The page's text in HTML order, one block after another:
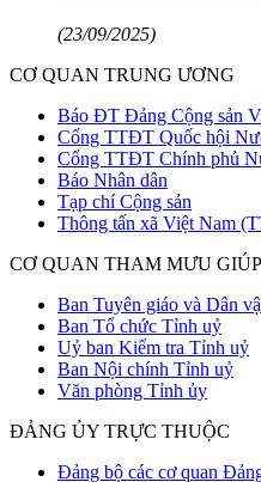
(23/09/2025)
CƠ QUAN TRUNG ƯƠNG
Báo ĐT Đảng Cộng sản
Cổng TTĐT Quốc hội
Cổng TTĐT Chính phủ
Báo Nhân dân
Tạp chí Cộng sản
Thông tấn xã Việt Nam
CƠ QUAN THAM MƯU
Ban Tuyên giáo và Dân
Ban Tổ chức Tỉnh uỷ
Uỷ ban Kiểm tra Tỉnh uỷ
Ban Nội chính Tỉnh uỷ
Văn phòng Tỉnh ủy
ĐẢNG ỦY TRỰC THUỘC
Đảng bộ các cơ quan